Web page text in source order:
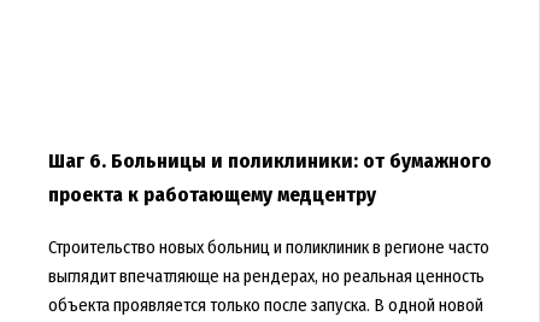
Шаг 6. Больницы и поликлиники: от бумажного
проекта к работающему медцентру
Строительство новых больниц и поликлиник в регионе часто
выглядит впечатляюще на рендерах, но реальная ценность
объекта проявляется только после запуска. В одной новой